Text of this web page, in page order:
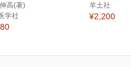
高(著)
学社
羊土社
¥2,200